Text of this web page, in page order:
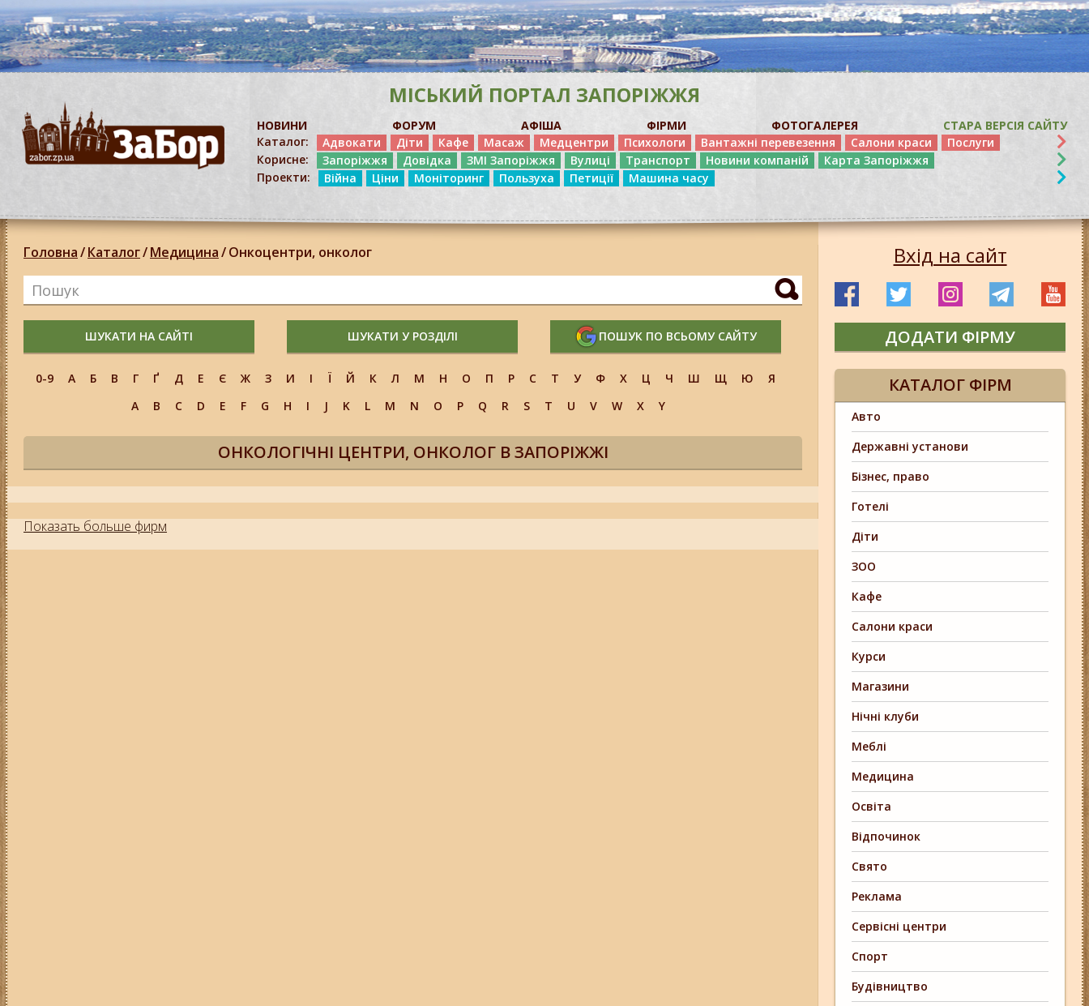
МІСЬКИЙ ПОРТАЛ ЗАПОРІЖЖЯ
НОВИНИ ФОРУМ АФІША ФІРМИ ФОТОГАЛЕРЕЯ
СТАРА ВЕРСІЯ САЙТУ
Каталог:
Адвокати Діти Кафе Масаж Медцентри Психологи Вантажні перевезення Салони краси
Послуги
Корисне:
Запоріжжя Довідка ЗМІ Запоріжжя Вулиці Транспорт Новини компаній
Карта Запоріжжя
Проекти:
Війна Ціни Моніторинг Пользуха Петиції Машина часу
Головна/Каталог/Медицина/Онкоцентри, онколог
ШУКАТИ НА САЙТІ ШУКАТИ У РОЗДІЛІ ПОШУК ПО ВСЬОМУ САЙТУ
0-9 А Б В Г Ґ Д Е Є Ж З И І Ї Й К Л М Н О П Р С Т У Ф Х Ц Ч Ш Щ Ю
Я
A
B C D E F G H I J K L M N O P Q R S T U V W X Y
ОНКОЛОГІЧНІ ЦЕНТРИ, ОНКОЛОГ В ЗАПОРІЖЖІ
Показать больше фирм
Вхід на сайт
ДОДАТИ ФІРМУ
КАТАЛОГ ФІРМ
Авто
Державні установи
Бізнес, право
Готелі
Діти
ЗОО
Кафе
Салони краси
Курси
Магазини
Нічні клуби
Меблі
Медицина
Освіта
Відпочинок
Свято
Реклама
Сервісні центри
Спорт
Будівництво